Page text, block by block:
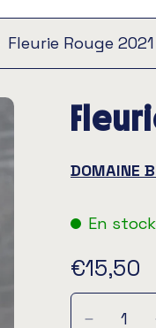
Fleurie Rouge 2021
DOMAINE
En
€15,50